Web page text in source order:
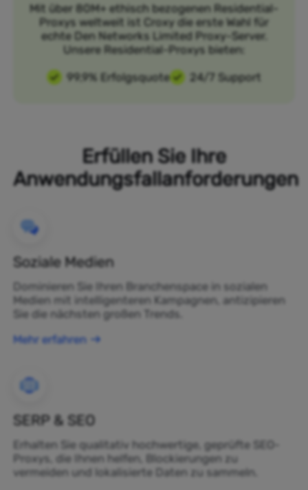
Mit über 80M+ ethisch bezogenen Residential-
Proxys weltweit ist Croxy die erste Wahl für
echte Den Networks Limited Proxy-Server.
Unsere Residential-Proxys bieten:
99,9% Erfolgsquote
24/7 Support
Erfüllen Sie Ihre
Anwendungsfallanforderungen
Soziale Medien
Dominieren Sie Ihren Branchenspace in sozialen
Medien mit intelligenteren Kampagnen, antizipieren
Sie die nächsten großen Trends.
Mehr erfahren
SERP & SEO
Erhalten Sie qualitativ hochwertige, geprüfte SEO-
Proxys, die Ihnen helfen, Blockierungen zu
vermeiden und lokalisierte Daten zu sammeln.